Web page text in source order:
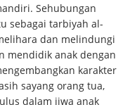
Sehubungan
sebagai tarbiyah al-
dan melindungi
mendidik anak dengan
karakter
sayang orang tua,
dalam jiwa anak